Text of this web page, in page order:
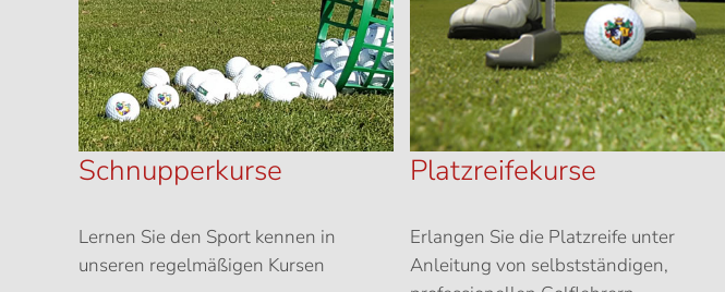
Schnupperkurse
Lernen Sie den Sport kennen in
unseren regelmäßigen Kursen
Platzreifekurse
Erlangen Sie die Platzreife unter
Anleitung von selbstständigen,